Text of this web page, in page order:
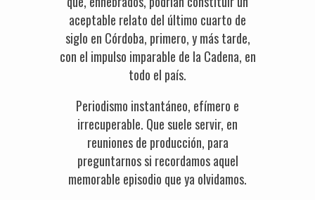
aceptable relato del último cuarto de
siglo en Córdoba, primero, y más tarde,
con el impulso imparable de la Cadena, en
todo el país.
Periodismo instantáneo, efímero e
irrecuperable. Que suele servir, en
reuniones de producción, para
preguntarnos si recordamos aquel
memorable episodio que ya olvidamos.